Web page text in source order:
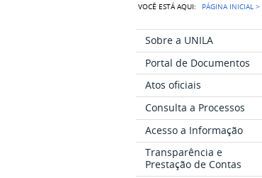
VOCÊ ESTÁ AQUI: PÁGINA INICIAL >
Sobre a UNILA
Portal de Documentos
Atos oficiais
Consulta a Processos
Acesso a Informação
Transparência e
Prestação de Contas